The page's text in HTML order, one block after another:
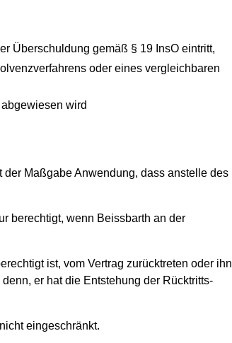
Überschuldung gemäß § 19 InsO eintritt,
oder eines vergleichbaren
wird
Maßgabe Anwendung, dass anstelle des
berechtigt, wenn Beissbarth an der
ist, vom Vertrag zurücktreten oder ihn
er hat die Entstehung der Rücktritts-
eingeschränkt.